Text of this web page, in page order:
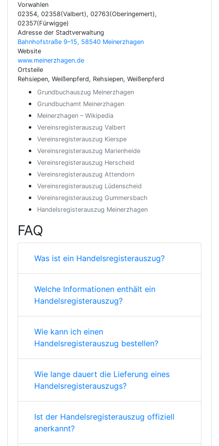
Vorwahlen
02354, 02358(Valbert), 02763(Oberingemert),
02357(Fürwigge)
Adresse der Stadtverwaltung
Bahnhofstraße 9–15, 58540 Meinerzhagen
Website
www.meinerzhagen.de
Ortsteile
Rehsiepen, Weißenpferd, Rehsiepen, Weißenpferd
Grundbuchauszug Meinerzhagen
Grundbuchamt Meinerzhagen
Meinerzhagen – Wikipedia
Vereinsregisterauszug Valbert
Vereinsregisterauszug Kierspe
Vereinsregisterauszug Marienheide
Vereinsregisterauszug Herscheid
Vereinsregisterauszug Attendorn
Vereinsregisterauszug Lüdenscheid
Vereinsregisterauszug Gummersbach
Handelsregisterauszug Meinerzhagen
FAQ
Was ist ein Handelsregisterauszug?
Welche Informationen enthält ein
Handelsregisterauszug?
Wie kann ich einen
Handelsregisterauszug bestellen?
Wie lange dauert die Lieferung eines
Handelsregisterauszugs?
Ist der Handelsregisterauszug offiziell
anerkannt?